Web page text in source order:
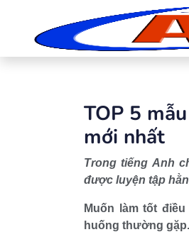
TOP 5
mới nhất
Trong tiếng Anh
được luyện tập
Muốn làm tốt
huống thường